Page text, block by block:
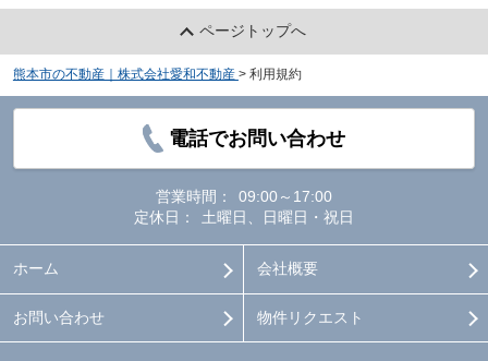
ページトップへ
熊本市の不動産｜株式会社愛和不動産 > 利用規約
電話でお問い合わせ
営業時間：
09:00～17:00
定休日：
土曜日、日曜日・祝日
ホーム 会社概要
お問い合わせ 物件リクエスト